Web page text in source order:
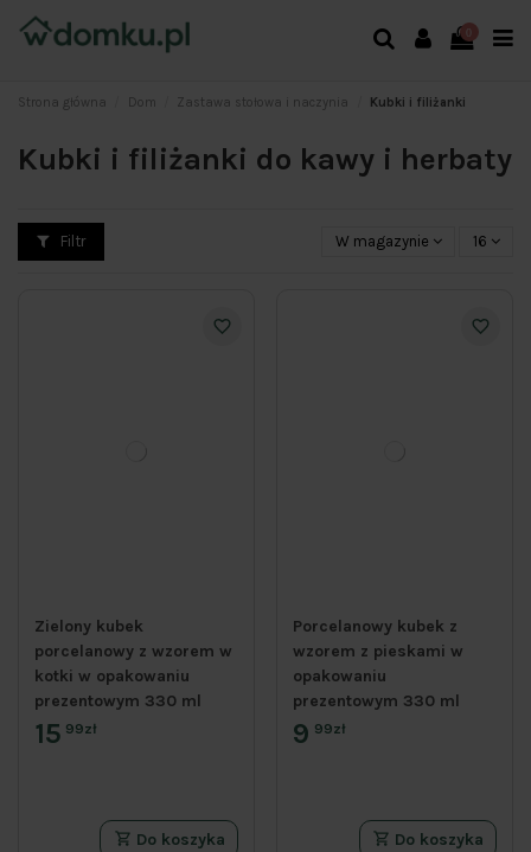
Strona główna Dom Zastawa stołowa i naczynia Kubki i filiżanki
Kubki i filiżanki do kawy i herbaty
Filtr W magazynie 16
Zielony kubek
porcelanowy z wzorem w
kotki w opakowaniu
prezentowym 330 ml
15 99zł
Do koszyka
Porcelanowy kubek z
wzorem z pieskami w
opakowaniu
prezentowym 330 ml
9 99zł
Do koszyka